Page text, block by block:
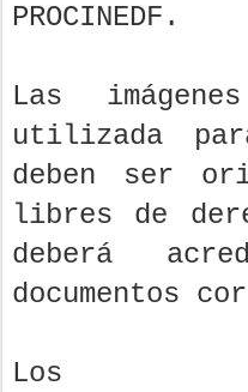
PROCINEDF.
Las
utilizada
deben ser
libres de
deberá
documentos
Los